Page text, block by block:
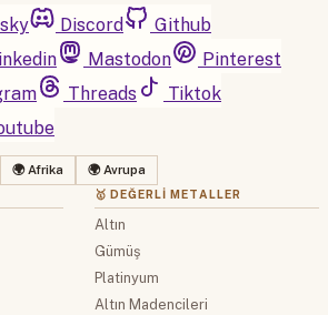
Discord
Github
Mastodon
Pinterest
Threads
Tiktok
🌍 Afrika 🌍 Avrupa
🥇 DEĞERLI METALLER
Altın
Gümüş
Platinyum
Altın Madencileri